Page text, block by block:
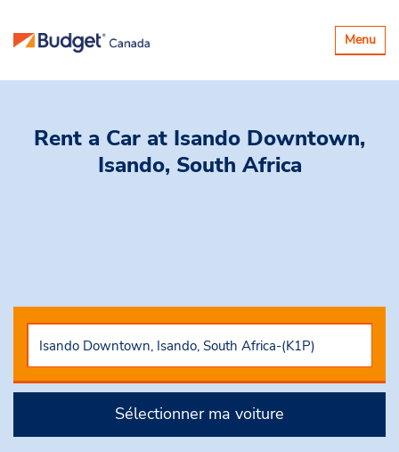
Basculer
la
Menu
Rent a Car at Isando Downtown,
Isando, South Africa
Sélectionner ma voiture